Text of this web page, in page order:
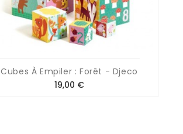
Cubes À Empiler : Forêt - Djeco
19,00 €Prix